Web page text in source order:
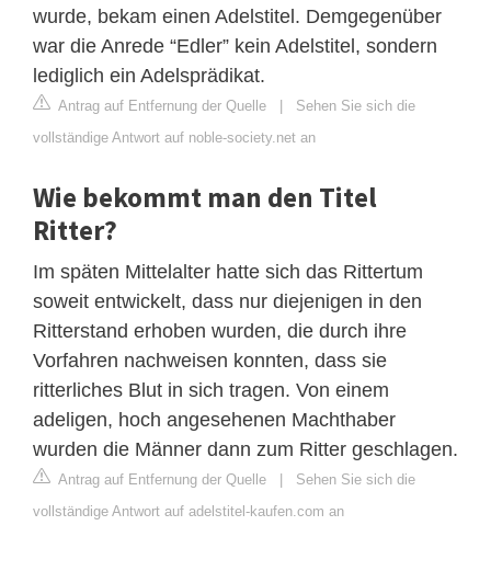
wurde, bekam einen Adelstitel. Demgegenüber
war die Anrede “Edler” kein Adelstitel, sondern
lediglich ein Adelsprädikat.
Antrag auf Entfernung der Quelle
Sehen Sie sich die
vollständige Antwort auf noble-society.net an
Wie bekommt man den Titel
Ritter?
Im späten Mittelalter hatte sich das Rittertum
soweit entwickelt, dass nur diejenigen in den
Ritterstand erhoben wurden, die durch ihre
Vorfahren nachweisen konnten, dass sie
ritterliches Blut in sich tragen. Von einem
adeligen, hoch angesehenen Machthaber
wurden die Männer dann zum Ritter geschlagen.
Antrag auf Entfernung der Quelle
Sehen Sie sich die
vollständige Antwort auf adelstitel-kaufen.com an